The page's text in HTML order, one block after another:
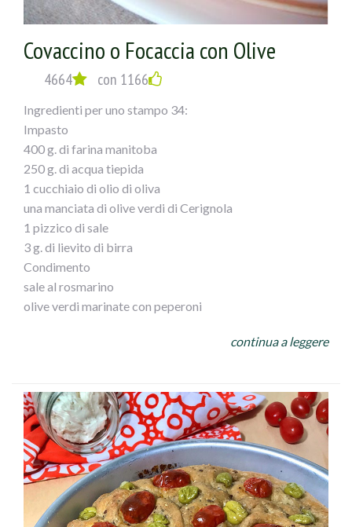
Accendete ora il forno a 190°C e infornate i panini per
perfettamente cotti sia sopra che sotto. Sfornate i panini
e consumateli caldi o tiepidi. Ottimi anche il giorno dopo,
anche se consiglio di scaldarli per qualche minuto in
forno.
Covaccino o Focaccia con Olive
4664 con 1166
Ingredienti per uno stampo 34:
Impasto
400 g. di farina manitoba
250 g. di acqua tiepida
1 cucchiaio di olio di oliva
una manciata di olive verdi di Cerignola
1 pizzico di sale
3 g. di lievito di birra
Condimento
sale al rosmarino
olive verdi marinate con peperoni
Sciogli il lievito in un bicchiere di acqua tiepida e dopo
una ventina di minuti unisci in un mixer farina, lievito
sciolto e acqua. Dopo alcuni minuti aggiungi olio e sale e
continua a farlo lavorare fino a che il composto risulterà
liscio. Unite all’impasto le olive tagliate e date la forma di
una palla, quindi riponetelo a riposare coperto, nel forno
spento, con la luce accesa. Rovesciate l’impasto nella
continua a leggere